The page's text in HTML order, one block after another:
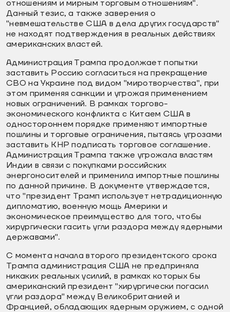
отношениям и мирным торговым отношениям".
Данный тезис, а также заверения о
"невмешательстве США в дела других государств"
не находят подтверждения в реальных действиях
американских властей.
Администрация Трампа продолжает попытки
заставить Россию согласиться на прекращение
СВО на Украине под видом "миротворчества", при
этом применяя санкции и угрожая применением
новых ограничений. В рамках торгово-
экономического конфликта с Китаем США в
одностороннем порядке применяют импортные
пошлины и торговые ограничения, пытаясь угрозами
заставить КНР подписать торговое соглашение.
Администрация Трампа также угрожала властям
Индии в связи с покупками российских
энергоносителей и применила импортные пошлины
по данной причине. В документе утверждается,
что "президент Трамп использует нетрадиционную
дипломатию, военную мощь Америки и
экономическое преимущество для того, чтобы
хирургически гасить угли раздора между ядерными
державами".
С момента начала второго президентского срока
Трампа администрация США не предприняла
никаких реальных усилий, в рамках которых бы
американский президент "хирургически погасил
угли раздора" между Великобританией и
Францией, обладающих ядерным оружием, с одной